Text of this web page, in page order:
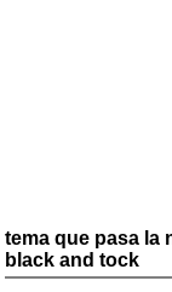
tema que pasa la
black and tock